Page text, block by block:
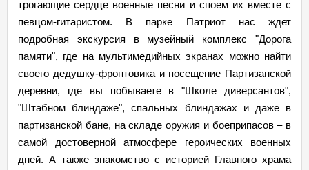
трогающие сердце военные песни и споем их вместе с
певцом-гитаристом. В парке Патриот нас ждет
подробная экскурсия в музейный комплекс "Дорога
памяти", где на мультимедийных экранах можно найти
своего дедушку-фронтовика и посещение Партизанской
деревни, где вы побываете в "Школе диверсантов",
"Штабном блиндаже", спальных блиндажах и даже в
партизанской бане, на складе оружия и боеприпасов – в
самой достоверной атмосфере героических военных
дней. А также знакомство с историей Главного храма